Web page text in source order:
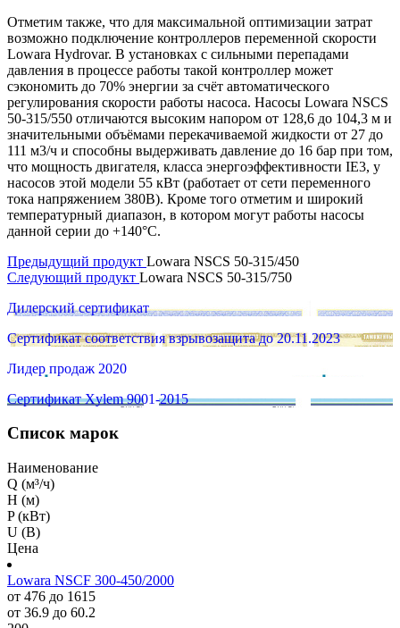
Отметим также, что для максимальной оптимизации затрат
возможно подключение контроллеров переменной скорости
Lowara Hydrovar. В установках с сильными перепадами
давления в процессе работы такой контроллер может
сэкономить до 70% энергии за счёт автоматического
регулирования скорости работы насоса. Насосы Lowara NSCS
50-315/550 отличаются высоким напором от 128,6 до 104,3 м и
значительными объёмами перекачиваемой жидкости от 27 до
111 м3/ч и способны выдерживать давление до 16 бар при том,
что мощность двигателя, класса энергоэффективности IE3, у
насосов этой модели 55 кВт (работает от сети переменного
тока напряжением 380В). Кроме того отметим и широкий
температурный диапазон, в котором могут работы насосы
данной серии до +140°C.
Предыдущий продукт Lowara NSCS 50-315/450
Следующий продукт Lowara NSCS 50-315/750
Дилерский сертификат
Сертификат соответствия взрывозащита до 20.11.2023
Лидер продаж 2020
Сертификат Xylem 9001-2015
Список марок
Наименование
Q (м³/ч)
H (м)
P (кВт)
U (В)
Цена
Lowara NSCF 300-450/2000
от 476 до 1615
от 36.9 до 60.2